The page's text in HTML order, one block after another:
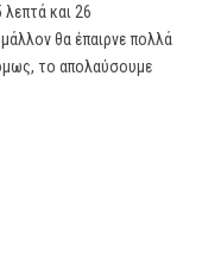
και 26
θα έπαιρνε πολλά
το απολαύσουμε